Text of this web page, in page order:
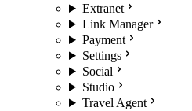
Extranet
Link Manager
Payment
Settings
Social
Studio
Travel Agent